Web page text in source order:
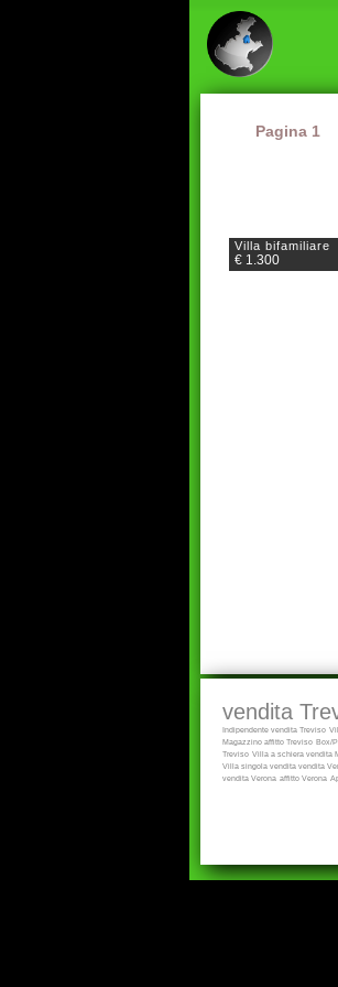
Pagina 1
Villa bifamiliare
€ 1.300
vendita
Indipendente vendita Treviso
Magazzino affitto Treviso Box/
Treviso Villa a schiera vendita
Villa singola vendita vendita
vendita Verona affitto Verona